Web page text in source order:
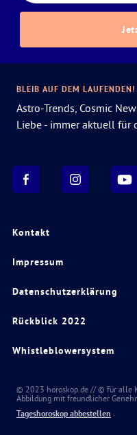
Kontakt
Impressum
Datenschutzerklärung
Rückblick 2022
Whistleblowersystem
BLEIB AUF DEM LAUFENDEN!
Astro-Trends, Cosmic
Liebe - immer aktuell für
© 2023 horoskop.de // © für alle
Abbildung mit freundlicher
Tageshoroskop abbestellen